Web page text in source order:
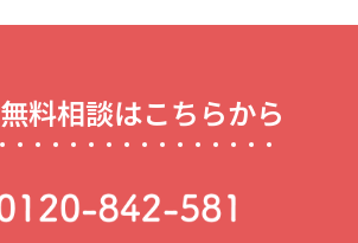
無料相談はこちらから